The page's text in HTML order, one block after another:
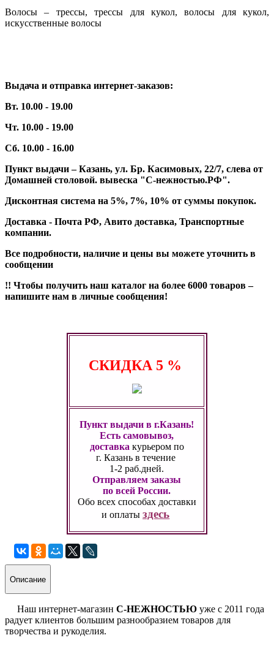
Волосы – трессы, трессы для кукол, волосы для кукол,
искусственные волосы
Выдача и отправка интернет-заказов:
Вт. 10.00 - 19.00
Чт. 10.00 - 19.00
Сб. 10.00 - 16.00
Пункт выдачи – Казань, ул. Бр. Касимовых, 22/7, слева от
Домашней столовой. вывеска "С-нежностью.РФ".
Дисконтная система на 5%, 7%, 10% от суммы покупок.
Доставка - Почта РФ, Авито доставка, Транспортные
компании.
Все подробности, наличие и цены вы можете уточнить в
сообщении
!! Чтобы получить наш каталог на более 6000 товаров –
напишите нам в личные сообщения!
СКИДКА 5 %
Пункт выдачи в г.Казань!
Есть самовывоз,
доставка курьером по
г. Казань в течение
1-2 раб.дней.
Отправляем заказы
по всей России.
Обо всех способах доставки
и оплатыздесь
Описание
Наш интернет-магазин С-НЕЖНОСТЬЮ уже с 2011 года
радует клиентов большим разнообразием товаров для
творчества и рукоделия.